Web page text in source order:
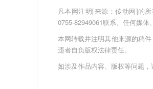
凡本网注明[来源：传动网]的
0755-82949061联系。任何媒体
本网转载并注明其他来源的稿
违者自负版权法律责任。
如涉及作品内容、版权等问题